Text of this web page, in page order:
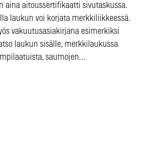
aina aitoussertifikaatti sivutaskussa.
laukun voi korjata merkkiliikkeessä.
vakuutusasiakirjana esimerkiksi
laukun sisälle, merkkilaukussa
saumojen…